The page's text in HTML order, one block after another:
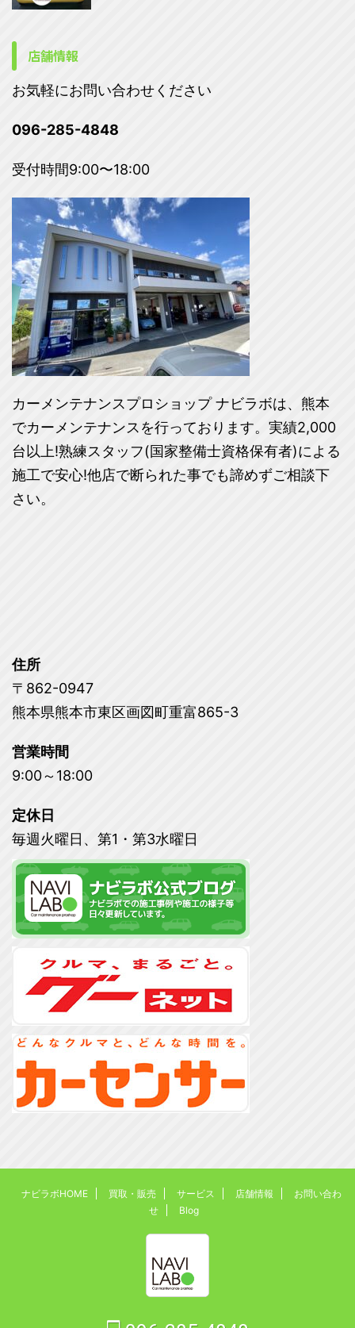
店舗情報
お気軽にお問い合わせください
096-285-4848
受付時間9:00〜18:00
カーメンテナンスプロショップ ナビラボは、熊本
でカーメンテナンスを行っております。実績2,000
台以上!熟練スタッフ(国家整備士資格保有者)による
施工で安心!他店で断られた事でも諦めずご相談下
さい。
住所
〒862-0947
熊本県熊本市東区画図町重富865-3
営業時間
9:00～18:00
定休日
毎週火曜日、第1・第3水曜日
ナビラボHOME 買取・販売 サービス 店舗情報
お問い合わ
せ
Blog